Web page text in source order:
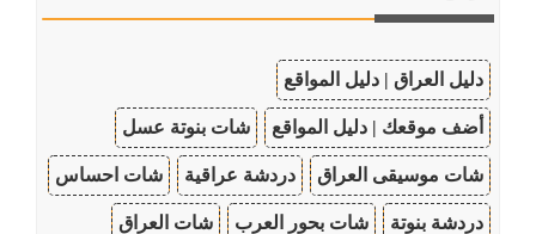
دليل العراق | دليل المواقع
أضف موقعك | دليل المواقع شات بنوتة عسل
شات موسيقى العراق دردشة عراقية شات احساس
دردشة بنوتة شات بحور العرب شات العراق